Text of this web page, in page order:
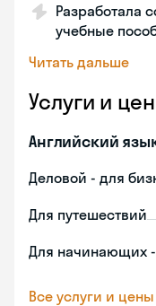
Разработала
учебные
Читать дальше
Услуги и
Английский
Деловой - для
Для путешествий
Для начинающих
Все услуги и цены